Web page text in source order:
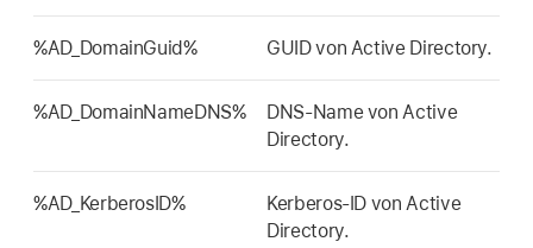
%AD_DomainGuid% GUID von Active Directory.
%AD_DomainNameDNS%
DNS-Name von Active
Directory.
%AD_KerberosID%
Kerberos-ID von Active
Directory.